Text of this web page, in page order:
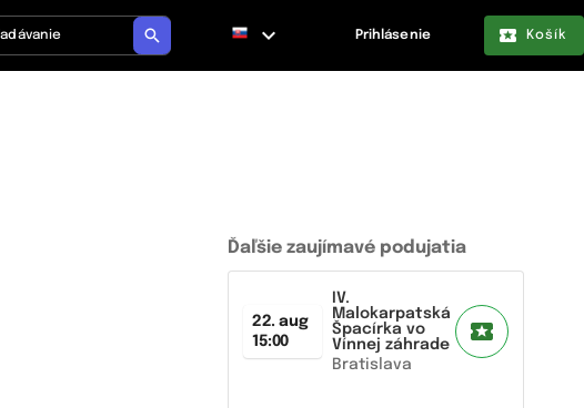
Prihlásenie Košík
Ďaľšie zaujímavé podujatia
22. aug
15:00
IV.
Malokarpatská
Špacírka vo
Vínnej záhrade
Bratislava